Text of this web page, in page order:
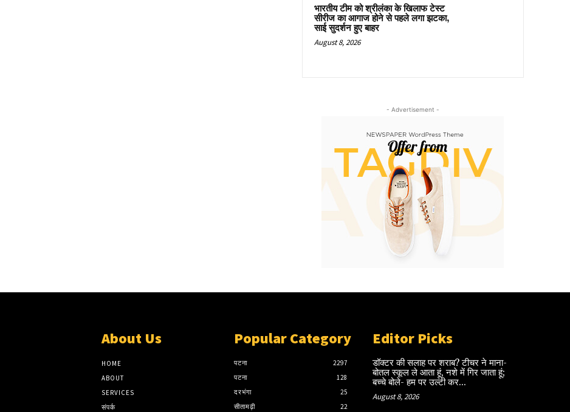
भारतीय टीम को श्रीलंका के खिलाफ टेस्ट
सीरीज का आगाज होने से पहले लगा झटका,
साई सुदर्शन हुए बाहर
August 8, 2026
- Advertisement -
About Us
HOME
ABOUT
SERVICES
संपर्क
Popular Category
पटना
2297
पटना
128
दरभंगा
25
सीतामढ़ी
22
Editor Picks
डॉक्टर की सलाह पर शराब? टीचर ने माना-
बोतल स्कूल ले आता हूं, नशे में गिर जाता हूं;
बच्चे बोले- हम पर उल्टी कर...
August 8, 2026